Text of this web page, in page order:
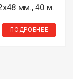
мм., 40 м.
ПОДРОБНЕЕ